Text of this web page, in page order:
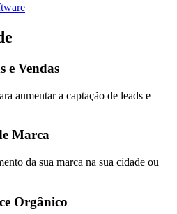
e Vendas
aumentar a captação de leads e
Marca
da sua marca na sua cidade ou
Orgânico